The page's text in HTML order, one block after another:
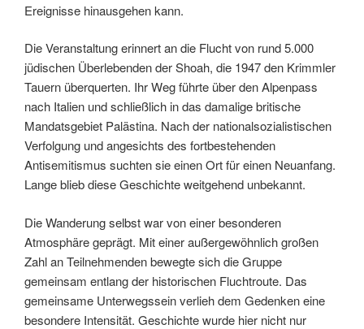
Ereignisse hinausgehen kann.
Die Veranstaltung erinnert an die Flucht von rund 5.000
jüdischen Überlebenden der Shoah, die 1947 den Krimmler
Tauern überquerten. Ihr Weg führte über den Alpenpass
nach Italien und schließlich in das damalige britische
Mandatsgebiet Palästina. Nach der nationalsozialistischen
Verfolgung und angesichts des fortbestehenden
Antisemitismus suchten sie einen Ort für einen Neuanfang.
Lange blieb diese Geschichte weitgehend unbekannt.
Die Wanderung selbst war von einer besonderen
Atmosphäre geprägt. Mit einer außergewöhnlich großen
Zahl an Teilnehmenden bewegte sich die Gruppe
gemeinsam entlang der historischen Fluchtroute. Das
gemeinsame Unterwegssein verlieh dem Gedenken eine
besondere Intensität. Geschichte wurde hier nicht nur